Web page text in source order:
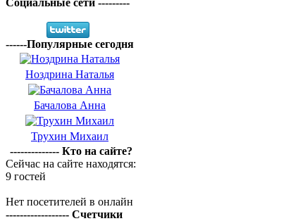
Социальные сети ---------
------Популярные сегодня
Ноздрина Наталья
Бачалова Анна
Трухин Михаил
-------------- Кто на сайте?
Сейчас на сайте находятся:
9 гостей
Нет посетителей в онлайн
------------------ Счетчики